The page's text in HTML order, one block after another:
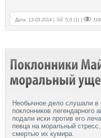
Дата: 13-03-2014 | 5.0 (1 ) |
Необычное дело слушали в
поклонников легендарного
подали иски против его
певца на моральный
смертью их кумира.